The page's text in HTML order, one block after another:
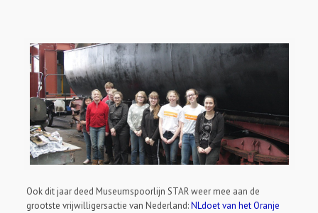
Ook dit jaar deed Museumspoorlijn STAR weer mee aan de
grootste vrijwilligersactie van Nederland:NLdoet van het Oranje